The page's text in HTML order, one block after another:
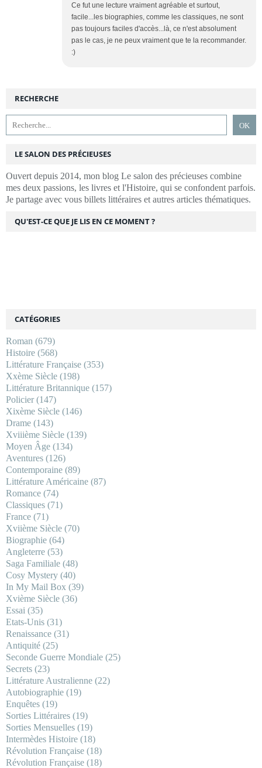
Ce fut une lecture vraiment agréable et surtout,
facile...les biographies, comme les classiques, ne sont
pas toujours faciles d'accès...là, ce n'est absolument
pas le cas, je ne peux vraiment que te la recommander.
:)
RECHERCHE
LE SALON DES PRÉCIEUSES
Ouvert depuis 2014, mon blog Le salon des précieuses combine
mes deux passions, les livres et l'Histoire, qui se confondent parfois.
Je partage avec vous billets littéraires et autres articles thématiques.
CATÉGORIES
Roman (679)
Histoire (568)
Littérature Française (353)
Xxème Siècle (198)
Littérature Britannique (157)
Policier(147)
Xixème Siècle (146)
Drame (143)
Xviiième Siècle (139)
Moyen Âge (134)
Aventures (126)
Contemporaine (89)
Littérature Américaine (87)
Romance (74)
Classiques (71)
France (71)
Xviième Siècle (70)
Biographie (64)
Angleterre (53)
Saga Familiale (48)
Cosy Mystery (40)
In My Mail Box (39)
Xvième Siècle (36)
Essai (35)
Etats-Unis (31)
Renaissance (31)
Antiquité (25)
Seconde Guerre Mondiale (25)
Secrets (23)
Littérature Australienne (22)
Autobiographie (19)
Enquêtes (19)
Sorties Littéraires (19)
Sorties Mensuelles (19)
Intermèdes Histoire (18)
Révolution Française (18)
Révolution Française (18)
QU'EST-CE QUE JE LIS EN CE MOMENT ?